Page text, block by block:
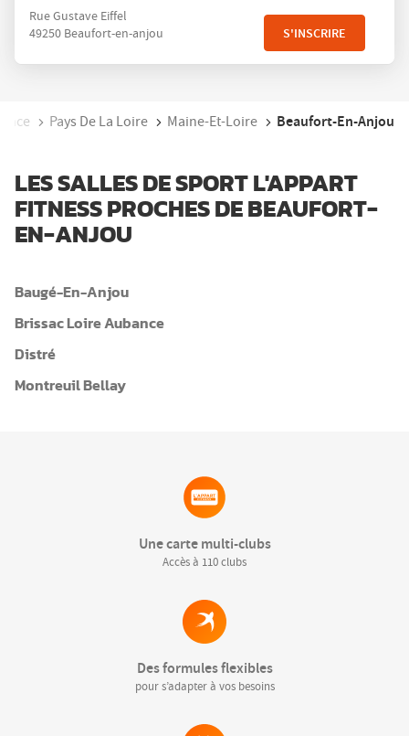
ENTRÉE
pour
informations
Rue Gustave Eiffel
49250 Beaufort-en-anjou
S'INSCRIRE
Pays De La Loire Maine-Et-Loire Beaufort-En-Anjou
LES SALLES DE SPORT L'APPART
FITNESS PROCHES DE BEAUFORT-
EN-ANJOU
Baugé-En-Anjou
Brissac Loire Aubance
Distré
Montreuil Bellay
Une carte multi-clubs
Accès à 110 clubs
Des formules flexibles
pour s’adapter à vos besoins